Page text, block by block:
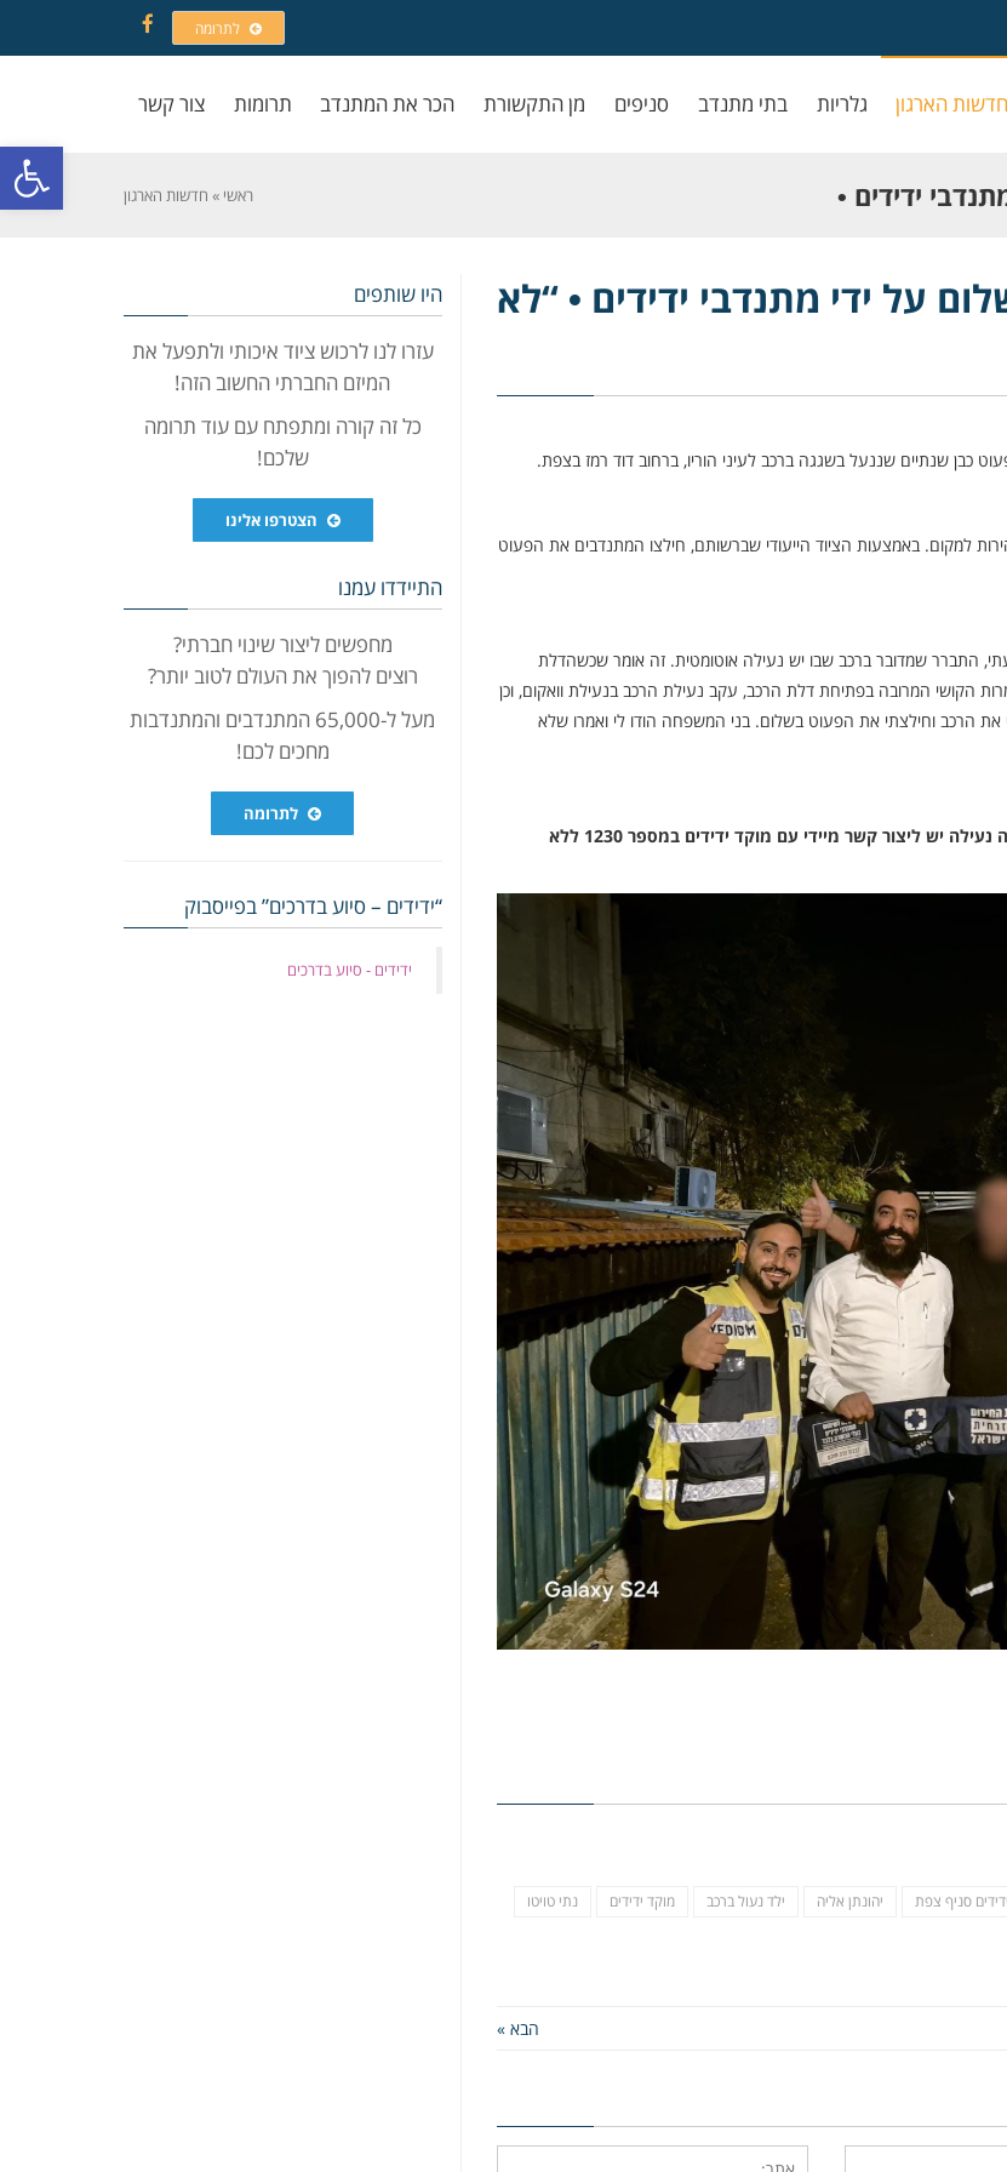
פתח
לתרומה
Facebook
חדשות הארגון גלריות בתי מתנדב סניפים מן התקשורת הכר את המתנדב תרומות צור קשר
ידידים • ראשי » חדשות הארגון
על ידי מתנדבי ידידים • “לא
למקום. באמצעות הציוד הייעודי שברשותם, חילצו המתנדבים את הפעוט
התברר שמדובר ברכב שבו יש נעילה אוטומטית. זה אומר שכשהדלת
הקושי המרובה בפתיחת דלת הרכב, עקב נעילת הרכב בנעילת וואקום, וכן
את הרכב וחילצתי את הפעוט בשלום. בני המשפחה הודו לי ואמרו שלא
בידידים שבים וקוראים להורים לשמור עליהם את מפתח הרכב • במקרה נעילה יש ליצור קשר מיידי עם מוקד ידידים במספר 1230 ללא
ידידים סניף צפת יהונתן אליה ילד נעול ברכב מוקד ידידים נתי טויטו
הבא »
היו שותפים
עזרו לנו לרכוש ציוד איכותי ולתפעל את
המיזם החברתי החשוב הזה!
כל זה קורה ומתפתח עם עוד תרומה
שלכם!
הצטרפו אלינו
התיידדו עמנו
מחפשים ליצור שינוי חברתי?
רוצים להפוך את העולם לטוב יותר?
מעל ל-65,000 המתנדבים והמתנדבות
מחכים לכם!
לתרומה
“ידידים – סיוע בדרכים” בפייסבוק
‏ידידים - סיוע בדרכים